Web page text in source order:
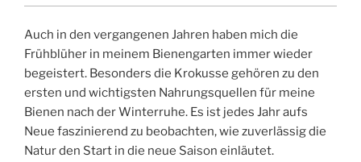
Auch in den vergangenen Jahren haben mich die
Frühblüher in meinem Bienengarten immer wieder
begeistert. Besonders die Krokusse gehören zu den
ersten und wichtigsten Nahrungsquellen für meine
Bienen nach der Winterruhe. Es ist jedes Jahr aufs
Neue faszinierend zu beobachten, wie zuverlässig die
Natur den Start in die neue Saison einläutet.